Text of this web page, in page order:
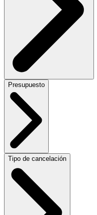
Presupuesto
Tipo de cancelación